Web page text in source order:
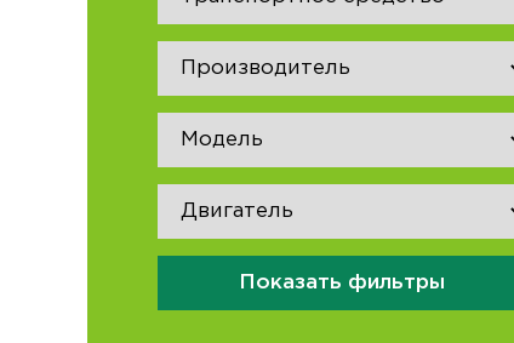
Показать фильтры